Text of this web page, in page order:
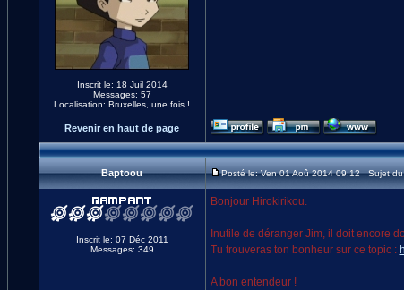
Inscrit le: 18 Juil 2014
Messages: 57
Localisation: Bruxelles, une fois !
Revenir en haut de page
Baptoou Posté le: Ven 01 Aoû 2014 09:12 Sujet du
Inscrit le: 07 Déc 2011
Messages: 349
Bonjour Hirokirikou.
Inutile de déranger Jim, il doit encore
Tu trouveras ton bonheur sur ce topic :
A bon entendeur !